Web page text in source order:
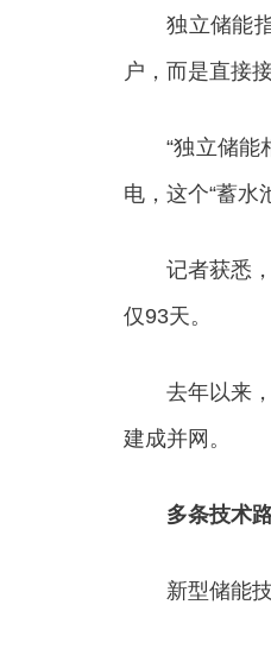
独立储能指
户，而是直接
“独立储能相
电，这个“蓄水
记者获悉，
仅93天。
去年以来，
建成并网。
多条技术
新型储能技